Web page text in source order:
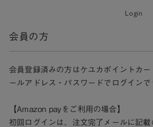
Login
会員の方
会員登録済みの方はケユカポイントカ
ールアドレス・パスワードでログインで
【Amazon payをご利用の場合】
初回ログインは、注文完了メールに記載